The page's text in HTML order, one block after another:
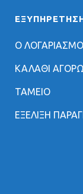
Ο
ΚΑΛΑΘΙ
ΤΑΜΕΙΟ
ΕΞΕΛΙΞΗ